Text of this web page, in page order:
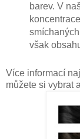
barev. V
však
Více informací
můžete si vybrat